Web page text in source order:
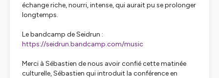
échange riche, nourri, intense, qui aurait pu se prolonger
longtemps.
Le bandcamp de Seidrun :
https://seidrun.bandcamp.com/music
Merci à Sébastien de nous avoir confié cette matinée
culturelle, Sébastien qui introduit la conférence en